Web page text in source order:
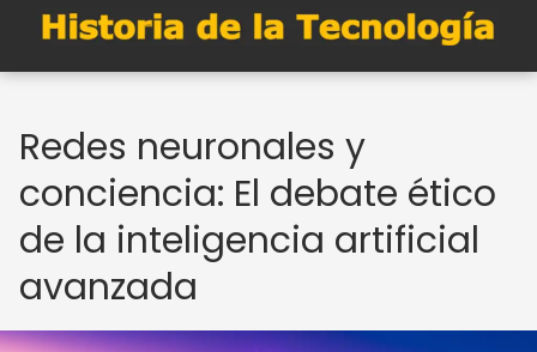
Redes neuronales y
conciencia: El debate ético
de la inteligencia artificial
avanzada